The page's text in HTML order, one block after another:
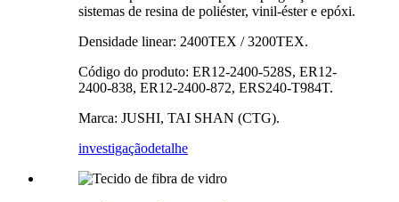
sistemas de resina de poliéster, vinil-éster e epóxi.
Densidade linear: 2400TEX / 3200TEX.
Código do produto: ER12-2400-528S, ER12-
2400-838, ER12-2400-872, ERS240-T984T.
Marca: JUSHI, TAI SHAN (CTG).
investigaçãodetalhe